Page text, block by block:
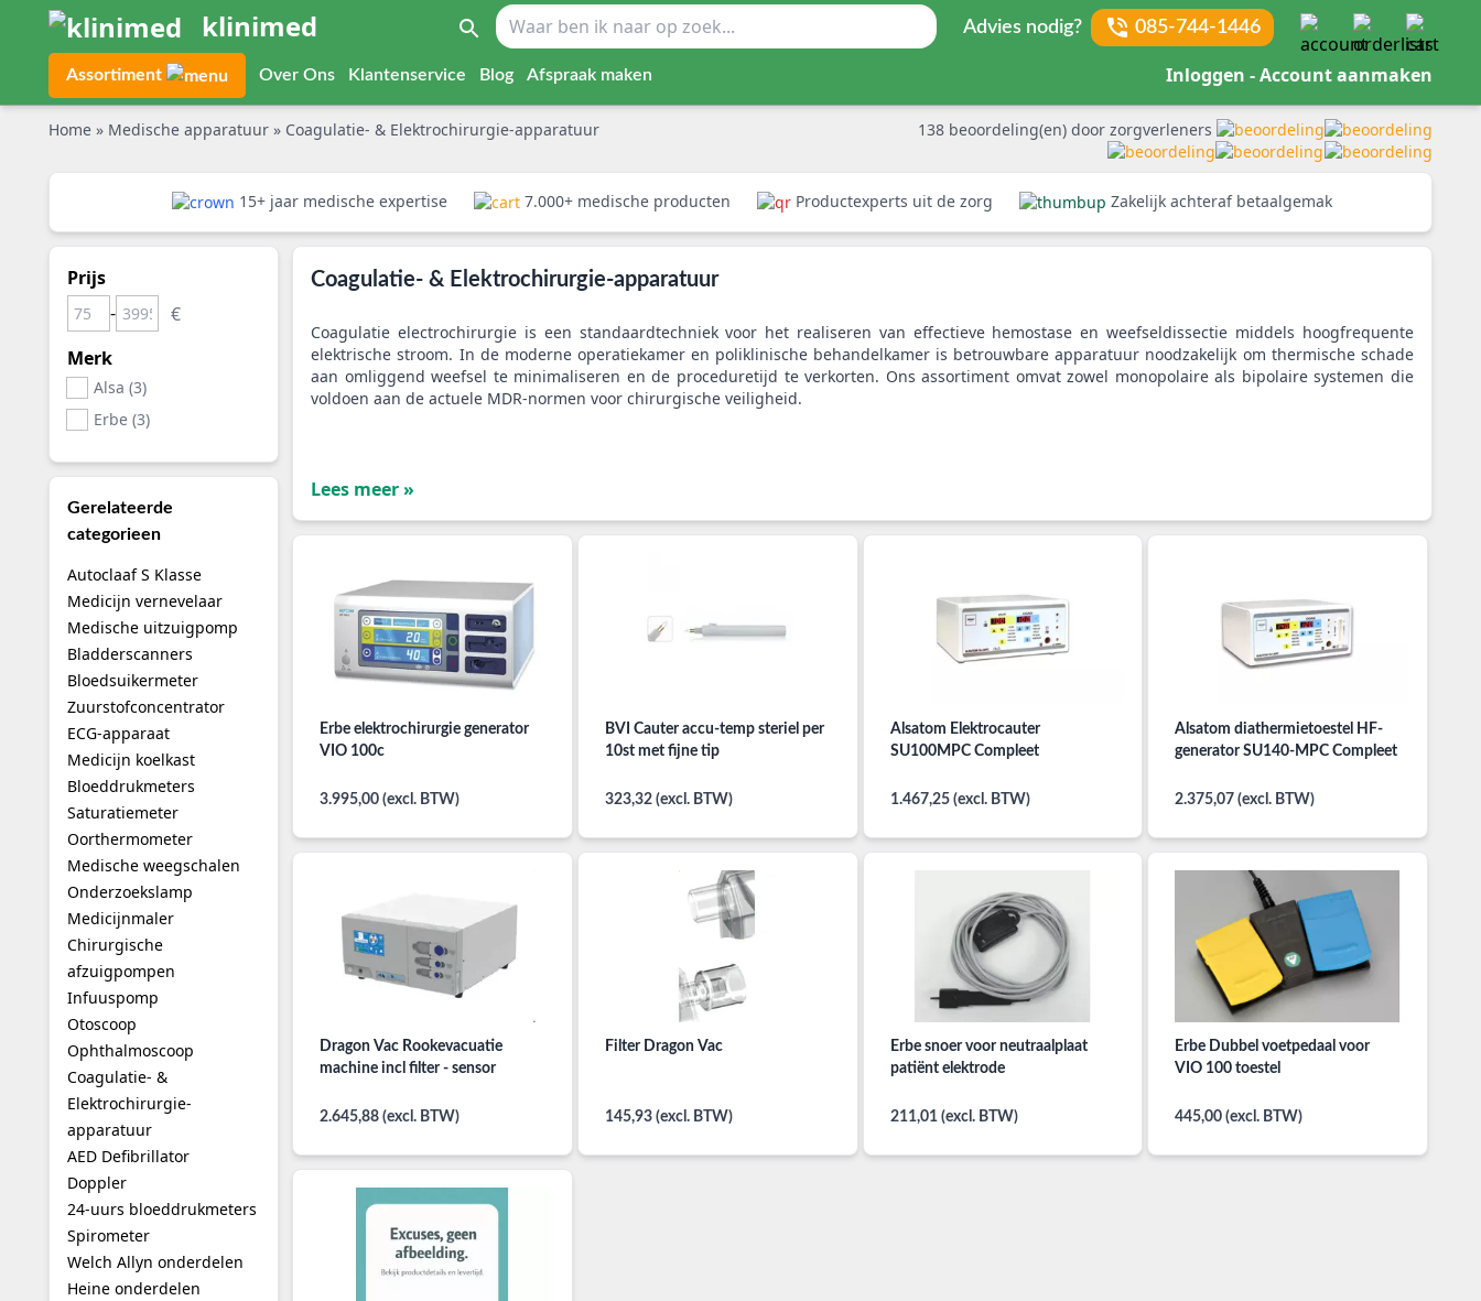
klinimed Advies nodig? 085-744-1446
Assortiment Over Ons Klantenservice Blog Afspraak maken Inloggen - Account aanmaken
Home » Medische apparatuur » Coagulatie- & Elektrochirurgie-apparatuur 138 beoordeling(en) door zorgverleners
15+ jaar medische expertise 7.000+ medische producten Productexperts uit de zorg Zakelijk achteraf betaalgemak
Prijs
-
Merk
Alsa (3)
Erbe (3)
Gerelateerde
categorieen
Autoclaaf S Klasse
Medicijn vernevelaar
Medische uitzuigpomp
Bladderscanners
Bloedsuikermeter
Zuurstofconcentrator
ECG-apparaat
Medicijn koelkast
Bloeddrukmeters
Saturatiemeter
Oorthermometer
Medische weegschalen
Onderzoekslamp
Medicijnmaler
Chirurgische
afzuigpompen
Infuuspomp
Otoscoop
Ophthalmoscoop
Coagulatie- &
Elektrochirurgie-
apparatuur
AED Defibrillator
Doppler
24-uurs bloeddrukmeters
Spirometer
Welch Allyn onderdelen
Heine onderdelen
Coagulatie- & Elektrochirurgie-apparatuur
Coagulatie electrochirurgie is een standaardtechniek voor het realiseren van effectieve hemostase en weefseldissectie middels hoogfrequente
elektrische stroom. In de moderne operatiekamer en poliklinische behandelkamer is betrouwbare apparatuur noodzakelijk om thermische schade
aan omliggend weefsel te minimaliseren en de proceduretijd te verkorten. Ons assortiment omvat zowel monopolaire als bipolaire systemen die
voldoen aan de actuele MDR-normen voor chirurgische veiligheid.
Lees meer »
Erbe elektrochirurgie generator
VIO 100c
3.995,00 (excl. BTW)
BVI Cauter accu-temp steriel per
10st met fijne tip
323,32 (excl. BTW)
Alsatom Elektrocauter
SU100MPC Compleet
1.467,25 (excl. BTW)
Alsatom diathermietoestel HF-
generator SU140-MPC Compleet
2.375,07 (excl. BTW)
Dragon Vac Rookevacuatie
machine incl filter - sensor
2.645,88 (excl. BTW)
Filter Dragon Vac
145,93 (excl. BTW)
Erbe snoer voor neutraalplaat
patiënt elektrode
211,01 (excl. BTW)
Erbe Dubbel voetpedaal voor
VIO 100 toestel
445,00 (excl. BTW)